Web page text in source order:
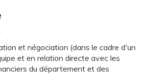
et négociation (dans le cadre d'un
et en relation directe avec les
du département et des